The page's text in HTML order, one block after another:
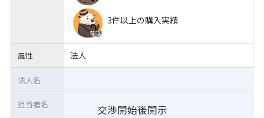
3件以上の購入実績
属性 法人
交渉開始後開示
法人名
担当者名